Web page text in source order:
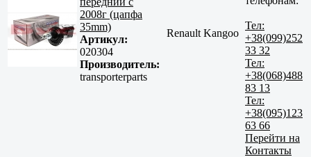
2008г (цапфа
35mm)
Артикул:
020304
Производитель:
transporterparts
Renault Kangoo
Тел:
+38(099)252
33 32
Тел:
+38(068)488
83 13
Тел:
+38(095)123
63 66
Перейти на
Контакты